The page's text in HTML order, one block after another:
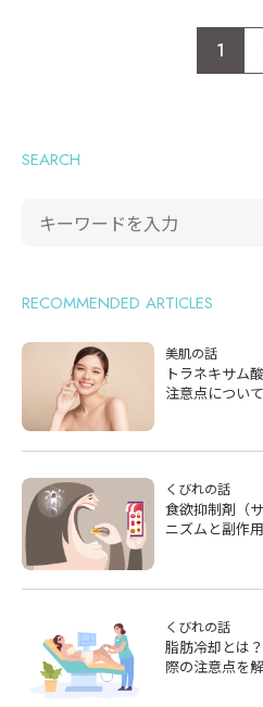
1
SEARCH
RECOMMENDED ARTICLES
美肌の話
トラネキサム
注意点について
くびれの話
食欲抑制剤（
ニズムと副作
くびれの話
脂肪冷却とは
際の注意点を